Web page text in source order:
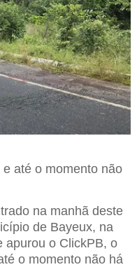
até o momento não
na manhã deste
de Bayeux, na
apurou o ClickPB, o
o momento não há